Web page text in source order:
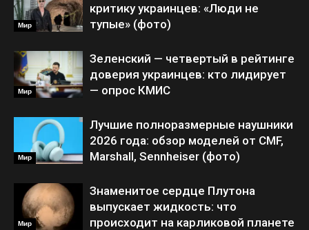
Мир
критику украинцев: «Люди не
тупые» (фото)
Мир
Зеленский — четвертый в рейтинге
доверия украинцев: кто лидирует
— опрос КМИС
Мир
Лучшие полноразмерные наушники
2026 года: обзор моделей от CMF,
Marshall, Sennheiser (фото)
Мир
Знаменитое сердце Плутона
выпускает жидкость: что
происходит на карликовой планете